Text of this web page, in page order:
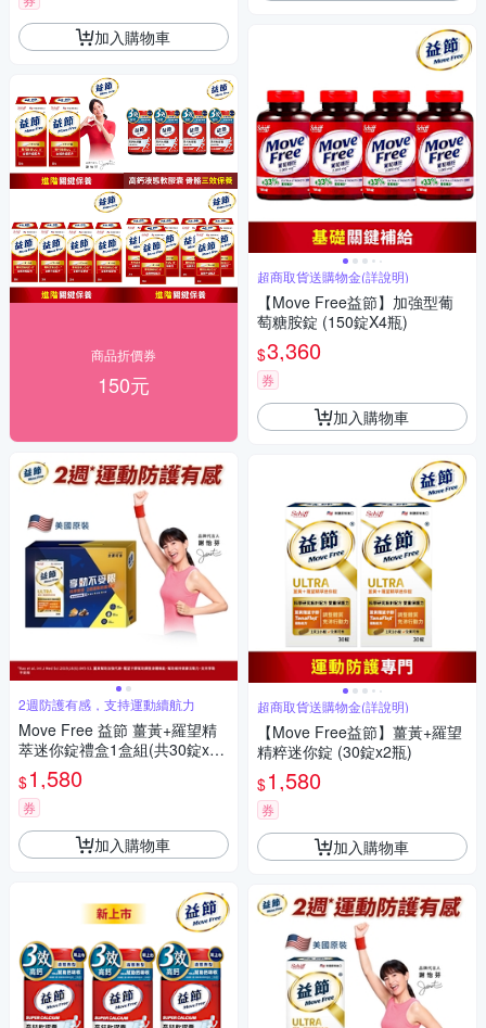
加入購物車
商品折價券
150元
2週防護有感，支持運動續航力
Move Free 益節 薑黃+羅望精
萃迷你錠禮盒1盒組(共30錠x2
瓶)
$1,580
券
加入購物車
超商取貨送購物金(詳說明)
【Move Free益節】加強型葡
萄糖胺錠 (150錠X4瓶)
$3,360
券
加入購物車
超商取貨送購物金(詳說明)
【Move Free益節】薑黃+羅望
精粹迷你錠 (30錠x2瓶)
$1,580
券
加入購物車